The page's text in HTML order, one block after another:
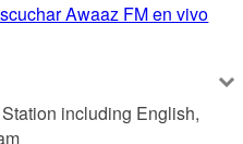
Awaaz FM en vivo
including English,